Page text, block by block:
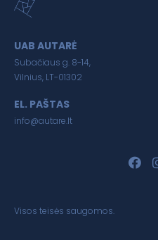
UAB AUTARĖ
Subačiaus g. 8-14,
Vilnius, LT-01302
EL. PAŠTAS
info@autare.lt
Visos teisės saugomos.